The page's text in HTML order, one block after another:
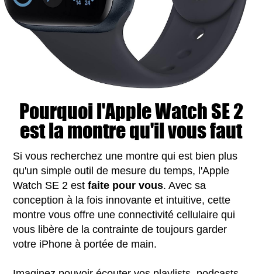
Pourquoi l'Apple Watch SE 2
est la montre qu'il vous faut
Si vous recherchez une montre qui est bien plus
qu'un simple outil de mesure du temps, l'Apple
Watch SE 2 estfaite pour vous. Avec sa
conception à la fois innovante et intuitive, cette
montre vous offre une connectivité cellulaire qui
vous libère de la contrainte de toujours garder
votre iPhone à portée de main.